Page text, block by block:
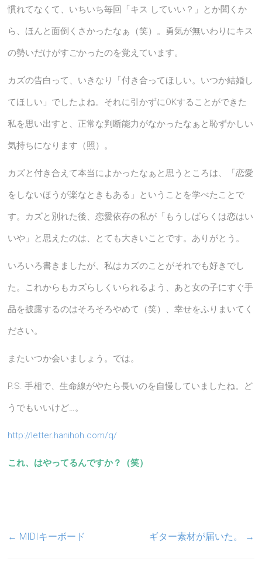
慣れてなくて、いちいち毎回「キス していい？」とか聞くか
ら、ほんと面倒くさかったなぁ（笑）。勇気が無いわりにキス
の勢いだけがすごかったのを覚えています。
カズの告白って、いきなり「付き合ってほしい。いつか結婚し
てほしい」でしたよね。それに引かずにOKすることができた
私を思い出すと、正常な判断能力がなかったなぁと恥ずかしい
気持ちになります（照）。
カズと付き合えて本当によかったなぁと思うところは、「恋愛
をしないほうが楽なときもある」ということを学べたことで
す。カズと別れた後、恋愛依存の私が「もうしばらくは恋はい
いや」と思えたのは、とても大きいことです。ありがとう。
いろいろ書きましたが、私はカズのことがそれでも好きでし
た。これからもカズらしくいられるよう、あと女の子にすぐ手
品を披露するのはそろそろやめて（笑）、幸せをふりまいてく
ださい。
またいつか会いましょう。では。
P.S. 手相で、生命線がやたら長いのを自慢していましたね。ど
うでもいいけど…。
http://letter.hanihoh.com/q/
これ、はやってるんですか？（笑）
← MIDIキーボード ギター素材が届いた。 →